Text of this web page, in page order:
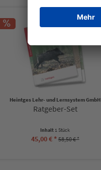
Heintges Lehr- und Lernsystem GmbH
Ratgeber-Set
Inhalt 1 Stück
45,00 € * 58,50 € *